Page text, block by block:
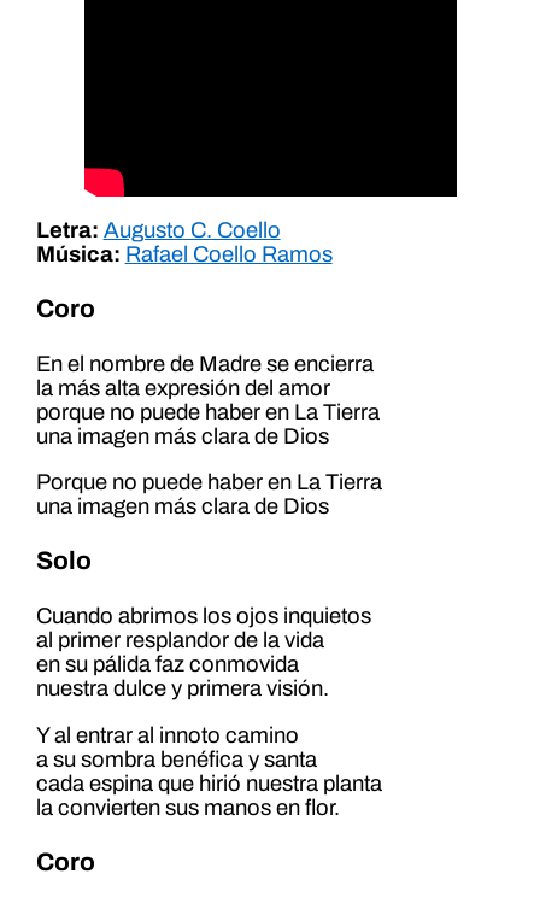
Letra: Augusto C. Coello
Música: Rafael Coello Ramos
Coro
En el nombre de Madre se encierra
la más alta expresión del amor
porque no puede haber en La Tierra
una imagen más clara de Dios
Porque no puede haber en La Tierra
una imagen más clara de Dios
Solo
Cuando abrimos los ojos inquietos
al primer resplandor de la vida
en su pálida faz conmovida
nuestra dulce y primera visión.
Y al entrar al innoto camino
a su sombra benéfica y santa
cada espina que hirió nuestra planta
la convierten sus manos en flor.
Coro